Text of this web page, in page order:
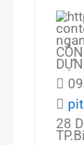
28